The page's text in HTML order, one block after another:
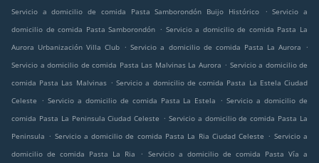
Servicio a domicilio de comida Pasta Samborondón Buijo Histórico
. Servicio a
domicilio de comida Pasta Samborondón . Servicio a domicilio de comida Pasta La
Aurora Urbanización Villa Club . Servicio a domicilio de comida Pasta La Aurora
.
Servicio a domicilio de comida Pasta Las Malvinas La Aurora . Servicio a domicilio de
comida Pasta Las Malvinas . Servicio a domicilio de comida Pasta La Estela Ciudad
Celeste
. Servicio a domicilio de comida Pasta La Estela . Servicio a domicilio de
comida Pasta La Peninsula Ciudad Celeste . Servicio a domicilio de comida Pasta La
Peninsula . Servicio a domicilio de comida Pasta La Ria Ciudad Celeste . Servicio a
domicilio de comida Pasta La Ria
. Servicio a domicilio de comida Pasta Vía a